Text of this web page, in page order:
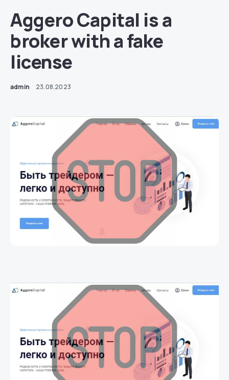
Aggero Capital is a
broker with a fake
license
admin 23.08.2023